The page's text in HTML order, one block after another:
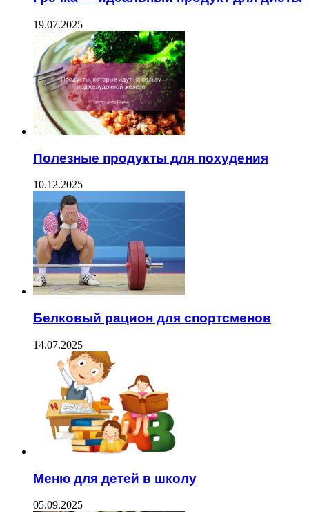
19.07.2025
Полезные продукты для похудения
10.12.2025
Белковый рацион для спортсменов
14.07.2025
Меню для детей в школу
05.09.2025